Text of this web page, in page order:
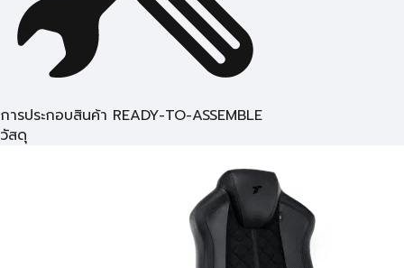
การประกอบสินค้า READY-TO-ASSEMBLE
วัสดุ